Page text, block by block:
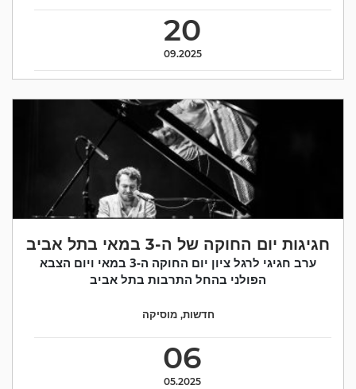
20
09.2025
חגיגות יום החוקה של ה-3 במאי בתל אביב
ערב חגיגי לרגל ציון יום החוקה ה-3 במאי ויום הצבא
הפולני בהחל התרבות בתל אביב
06
05.2025
חדשות,מוסיקה